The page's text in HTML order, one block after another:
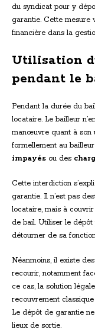
du syndicat pour y
garantie. Cette mesure
financière dans la
Utilisation
pendant le
Pendant la durée du
locataire. Le bailleur
manœuvre quant à son
formellement au
impayés ou des
Cette interdiction
garantie. Il n’est pas
locataire, mais à
de bail. Utiliser le
détourner de sa
Néanmoins, il existe
recourir, notamment
ce cas, la solution
recouvrement
Le dépôt de garantie
lieux de sortie.